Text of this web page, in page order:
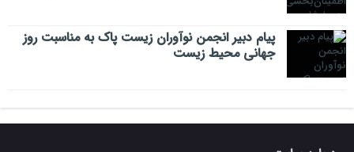
پیام دبیر انجمن نوآوران زیست پاک به مناسبت روز
جهانی محیط زیست